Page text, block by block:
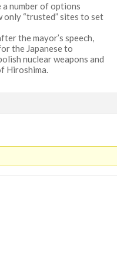
a number of options
“trusted” sites to set
the mayor’s speech,
the Japanese to
nuclear weapons and
Hiroshima.